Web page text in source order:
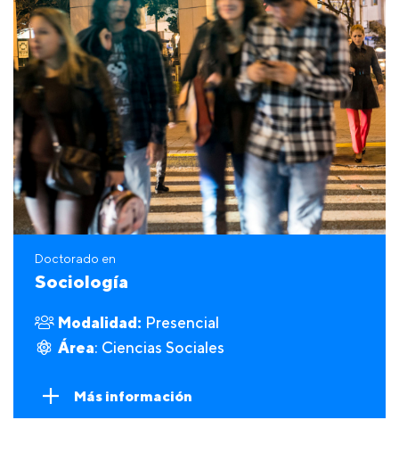
Doctorado en
Sociología
Modalidad: Presencial
Área: Ciencias Sociales
Más información